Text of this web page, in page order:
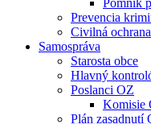
Pomník
Prevencia
Civilná ochrana
Samospráva
Starosta obce
Hlavný
Poslanci OZ
Komisie
Plán zasadnutí